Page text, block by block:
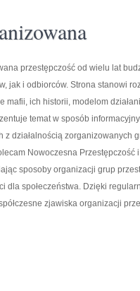
przestępczość od wielu lat
jak i odbiorców. Strona stanowi
mafii, ich historii, modelom
temat w sposób
z działalnością zorganizowanych
Nowoczesna
sposoby organizacji grup
dla społeczeństwa. Dzięki
zjawiska organizacji